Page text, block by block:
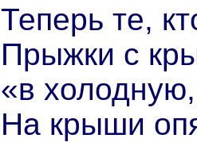
Теперь те,
Прыжки с
«в
На крыши